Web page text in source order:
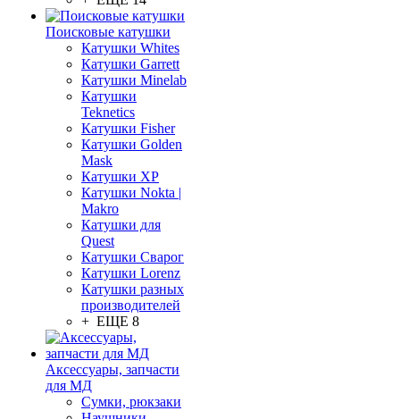
Поисковые катушки
Катушки Whites
Катушки Garrett
Катушки Minelab
Катушки
Teknetics
Катушки Fisher
Катушки Golden
Mask
Катушки XP
Катушки Nokta |
Makro
Катушки для
Quest
Катушки Сварог
Катушки Lorenz
Катушки разных
производителей
+ ЕЩЕ 8
Аксессуары, запчасти
для МД
Сумки, рюкзаки